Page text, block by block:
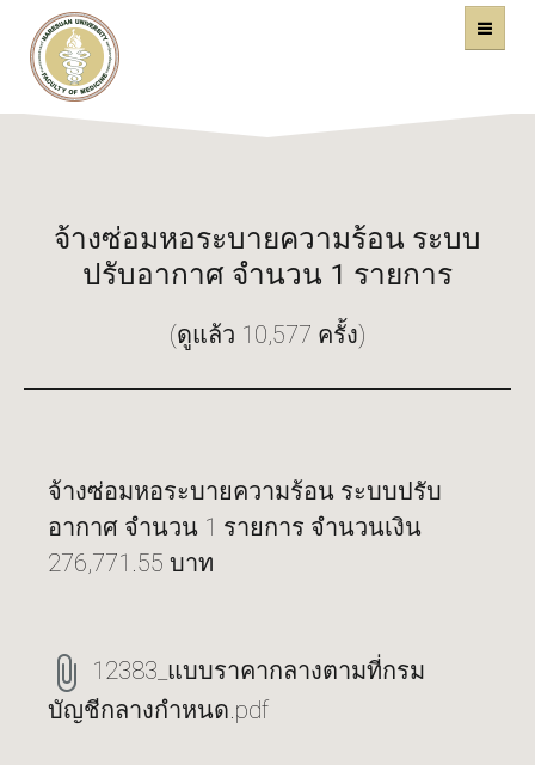
คณะแพทยศาสตร์
จ้างซ่อมหอระบายความร้อน ระบบ
ปรับอากาศ จำนวน 1 รายการ
(ดูแล้ว 10,577 ครั้ง)
จ้างซ่อมหอระบายความร้อน ระบบปรับ
อากาศ จำนวน 1 รายการ จำนวนเงิน
276,771.55 บาท
12383_แบบราคากลางตามที่กรม
บัญชีกลางกำหนด.pdf